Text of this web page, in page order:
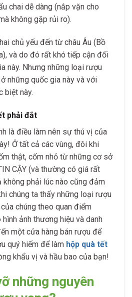
chai dễ dàng (nắp vặn cho
không gặp rủi ro).
chủ yếu đến từ châu Âu (Bồ
và do đó rất khó tiếp cận đối
này. Nhưng những loại rượu
những quốc gia này và với
biệt này.
phải đắt
là điều làm nên sự thú vị của
Ở tất cả các vùng, đôi khi
thật, cốm nhỏ từ những cơ sở
CẬY (và thường có giá rất
phải lúc nào cũng đảm
chúng ta thấy những loại rượu
chúng theo quan điểm
ảnh thương hiệu và danh
một cửa hàng bán rượu để
quý hiếm để làm hộp quà tết
khẩu vị và hầu bao của bạn!
những nguyên